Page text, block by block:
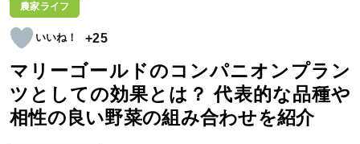
農家ライフ
+25
マリーゴールドのコンパニオンプラン
ツとしての効果とは？ 代表的な品種や
相性の良い野菜の組み合わせを紹介